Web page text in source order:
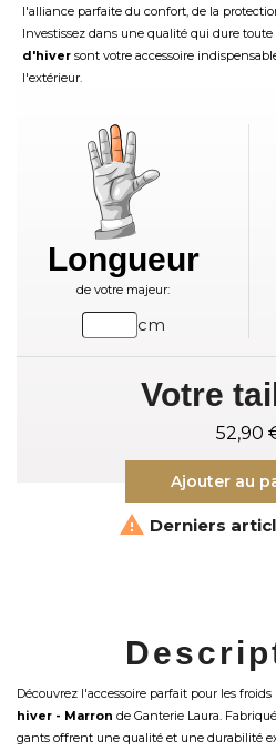
l'alliance parfaite du confort, de la
Investissez dans une qualité qui dure toute
d'hiver sont votre accessoire
l'extérieur.
Longueur
de votre majeur:
cm
Votre
52,90
Ajouter au
 Derniers
Découvrez l'accessoire parfait pour les
hiver - Marron de Ganterie Laura.
gants offrent une qualité et une durabilité